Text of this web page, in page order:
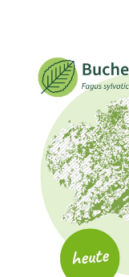
Dieser
Optionen
Cookie
Laufzeit:
1 Jahr
EXTERNE
Um Inhalte
Plattformen